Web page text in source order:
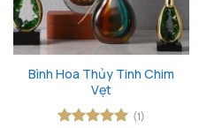
Bình Hoa Thủy Tinh Chim
Vẹt
(1)